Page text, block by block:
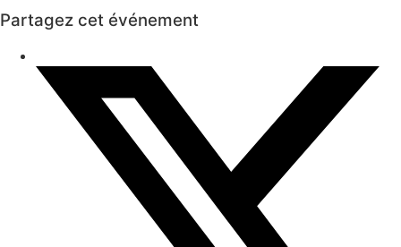
Partagez cet événement